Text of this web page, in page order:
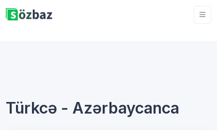
Türkcə - Azərbaycanca